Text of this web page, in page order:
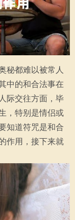
秘都难以被常人
中的和合法事在
际交往方面，毕
，特别是情侣或
知道符咒是和合
作用，接下来就